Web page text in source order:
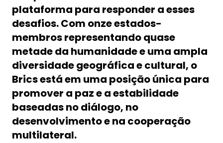
plataforma para responder a esses
desafios. Com onze estados-
membros representando quase
metade da humanidade e uma ampla
diversidade geográfica e cultural, o
Brics está em uma posição única para
promover a paz e a estabilidade
baseadas no diálogo, no
desenvolvimento e na cooperação
multilateral.